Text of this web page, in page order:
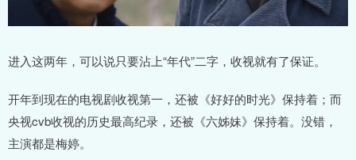
进入这两年，可以说只要沾上“年代”二字，收视就有了保证。
开年到现在的电视剧收视第一，还被《好好的时光》保持着；而
央视cvb收视的历史最高纪录，还被《六姊妹》保持着。没错，
主演都是梅婷。